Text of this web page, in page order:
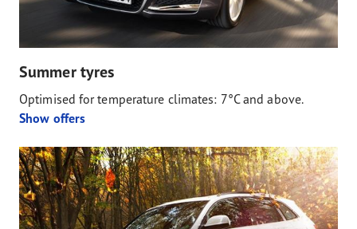
Summer tyres
Optimised for temperature climates: 7°C and above.
Show offers